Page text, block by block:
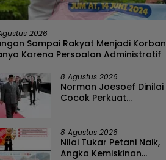
2026
Sampai Rakyat Menjadi Korban
Karena Persoalan Administratif
8 Agustus 2026
Norman Joesoef Dinilai
Cocok Perkuat
8 Agustus 2026
Nilai Tukar Petani Naik,
Angka Kemiskinan